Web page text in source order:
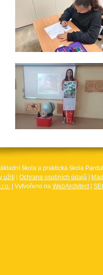
škola a praktická škola
užití Ochrana osobních údajů
| Vytvořeno na WebArchitect|